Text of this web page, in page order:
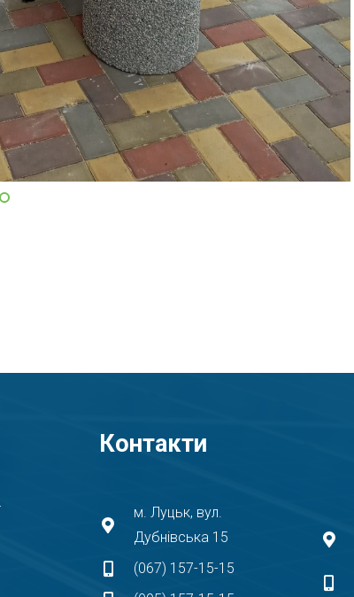
Контакти
м. Луцьк, вул.
Дубнівська 15
(067) 157-15-15